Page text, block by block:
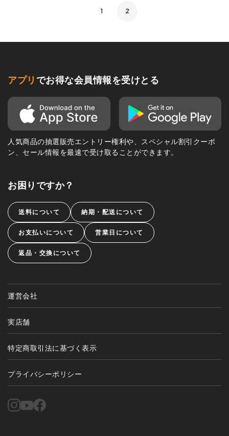
1 2
アプリ でお得な会員情報を受けとる
人気商品の抽選販売エントリー権利や、スペシャル割引クーポ
ン、セール情報を最速で受け取ることができます。
お困りですか？
送料について 納期・配送について
お支払いについて 営業日について
返品・交換について
運営会社
実店舗
特定商取引法に基づく表示
プライバシーポリシー